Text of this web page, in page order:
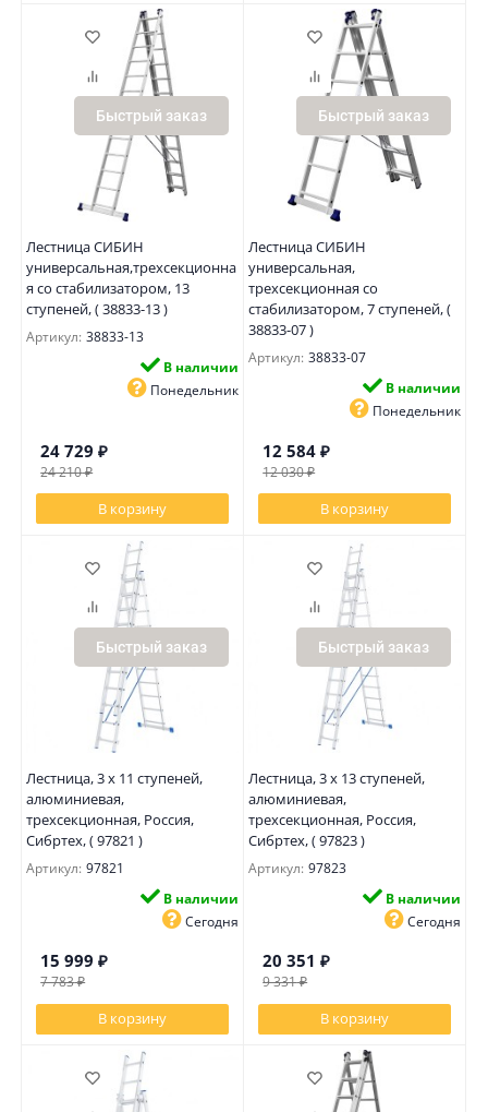
Быстрый заказ
Лестница СИБИН
универсальная,трехсекционна
я со стабилизатором, 13
ступеней, ( 38833-13 )
Артикул: 38833-13
В наличии
Понедельник
24 729 ₽
24 210₽
В корзину
Быстрый заказ
Лестница СИБИН
универсальная,
трехсекционная со
стабилизатором, 7 ступеней, (
38833-07 )
Артикул: 38833-07
В наличии
Понедельник
12 584 ₽
12 030₽
В корзину
Быстрый заказ
Лестница, 3 х 11 ступеней,
алюминиевая,
трехсекционная, Россия,
Сибртех, ( 97821 )
Артикул: 97821
В наличии
Сегодня
15 999 ₽
7 783₽
В корзину
Быстрый заказ
Лестница, 3 х 13 ступеней,
алюминиевая,
трехсекционная, Россия,
Сибртех, ( 97823 )
Артикул: 97823
В наличии
Сегодня
20 351 ₽
9 331₽
В корзину